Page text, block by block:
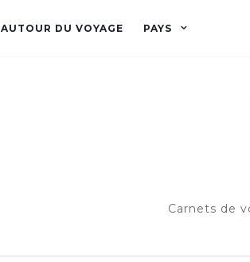
AUTOUR DU VOYAGE PAYS
Carnets de